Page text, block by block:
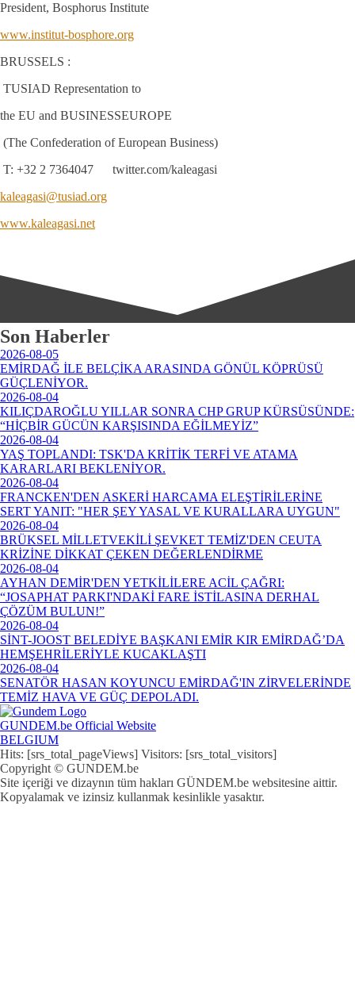
President, Bosphorus Institute
www.institut-bosphore.org
BRUSSELS :
TUSIAD Representation to
the EU and BUSINESSEUROPE
(The Confederation of European Business)
T: +32 2 7364047 twitter.com/kaleagasi
kaleagasi@tusiad.org
www.kaleagasi.net
Son Haberler
2026-08-05
EMİRDAĞ İLE BELÇİKA ARASINDA GÖNÜL KÖPRÜSÜ
GÜÇLENİYOR.
2026-08-04
KILIÇDAROĞLU YILLAR SONRA CHP GRUP KÜRSÜSÜNDE:
“HİÇBİR GÜCÜN KARŞISINDA EĞİLMEYİZ”
2026-08-04
YAŞ TOPLANDI: TSK'DA KRİTİK TERFİ VE ATAMA
KARARLARI BEKLENİYOR.
2026-08-04
FRANCKEN'DEN ASKERİ HARCAMA ELEŞTİRİLERİNE
SERT YANIT: "HER ŞEY YASAL VE KURALLARA UYGUN"
2026-08-04
BRÜKSEL MİLLETVEKİLİ ŞEVKET TEMİZ'DEN CEUTA
KRİZİNE DİKKAT ÇEKEN DEĞERLENDİRME
2026-08-04
AYHAN DEMİR'DEN YETKİLİLERE ACİL ÇAĞRI:
“JOSAPHAT PARKI'NDAKİ FARE İSTİLASINA DERHAL
ÇÖZÜM BULUN!”
2026-08-04
SİNT-JOOST BELEDİYE BAŞKANI EMİR KIR EMİRDAĞ’DA
HEMŞEHRİLERİYLE KUCAKLAŞTI
2026-08-04
SENATÖR HASAN KOYUNCU EMİRDAĞ'IN ZİRVELERİNDE
TEMİZ HAVA VE GÜÇ DEPOLADI.
GUNDEM.be Official Website
BELGIUM
Hits: [srs_total_pageViews] Visitors: [srs_total_visitors]
Copyright © GUNDEM.be
Site içeriği ve dizaynın tüm hakları GÜNDEM.be websitesine aittir.
Kopyalamak ve izinsiz kullanmak kesinlikle yasaktır.